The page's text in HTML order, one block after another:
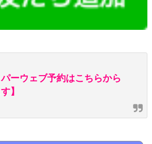
パーウェブ予約はこちらから
】